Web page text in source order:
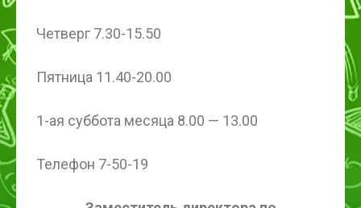
Четверг 7.30-15.50
Пятница 11.40-20.00
1-ая суббота месяца 8.00 — 13.00
Телефон 7-50-19